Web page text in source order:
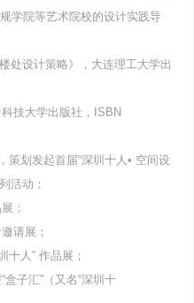
学院等艺术院校的设计实践导
处设计策略》，大连理工大学出
技大学出版社，ISBN
策划发起首届“深圳十人• 空间设
活动；
；
请展；
十人” 作品展；
子汇”（又名“深圳十